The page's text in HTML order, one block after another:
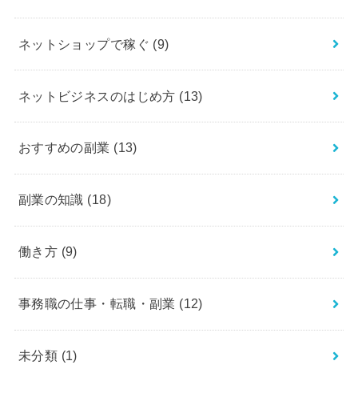
ネットショップで稼ぐ (9)
ネットビジネスのはじめ方 (13)
おすすめの副業 (13)
副業の知識 (18)
働き方 (9)
事務職の仕事・転職・副業 (12)
未分類 (1)